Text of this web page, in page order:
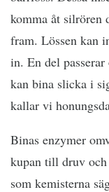
komma åt silrören
fram. Lössen kan
in. En del
kan bina slicka i
kallar vi
Binas enzymer
kupan till druv
som kemisterna